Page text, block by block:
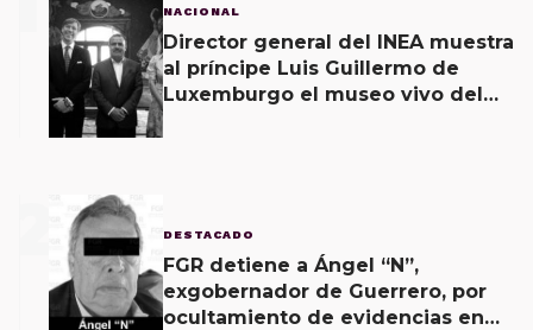
NACIONAL
Director general del INEA muestra
al príncipe Luis Guillermo de
Luxemburgo el museo vivo del
DESTACADO
FGR detiene a Ángel “N”,
exgobernador de Guerrero, por
ocultamiento de evidencias en